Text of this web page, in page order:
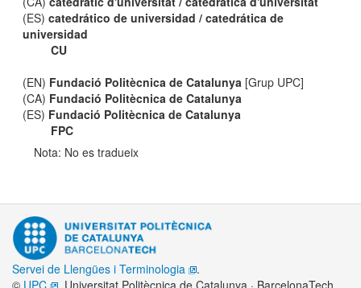
(ES)catedrático de universidad / catedrática de
universidad
CU
(EN) Fundació Politècnica de Catalunya [Grup UPC]
(CA) Fundació Politècnica de Catalunya
(ES) Fundació Politècnica de Catalunya
FPC
Nota: No es tradueix
Servei de Llengües i Terminologia
.